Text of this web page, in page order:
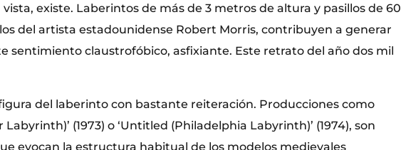
existe. Laberintos de más de 3 metros de altura y pasillos de 60
del artista estadounidense Robert Morris, contribuyen a generar
sentimiento claustrofóbico, asfixiante. Este retrato del año dos mil
del laberinto con bastante reiteración. Producciones como
(1973) o ‘Untitled (Philadelphia Labyrinth)’ (1974), son
evocan la estructura habitual de los modelos medievales